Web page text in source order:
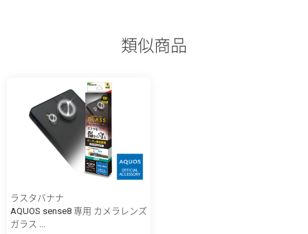
類似商品
ラスタバナナ
AQUOS sense8 専用 カメラレンズ
ガラス ...